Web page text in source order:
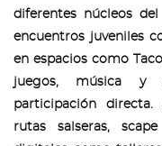
diferentes núcleos
encuentros juveniles
en espacios como
juegos, música y
participación
rutas salseras,